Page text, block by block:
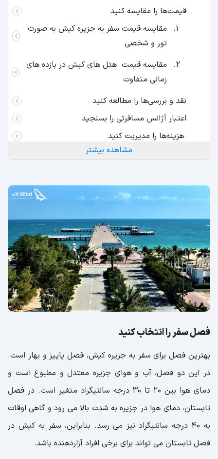
قیمت‌ها را مقایسه کنید
مقایسه قیمت سفر به جزیره کیش به صورت
تور و شخصی
مقایسه قیمت هتل های کیش در بازده های
زمانی متفاوت
نقد و بررسی‌ها را مطالعه کنید
اعتبار آژانس مسافرتی را بسنجید
هزینه‌ها را مدیریت کنید
مشاهده بیشتر
فصل سفر را انتخاب کنید
بهترین فصل برای سفر به جزیره کیش، فصل پاییز و بهار است.
در این دو فصل، آب و هوای جزیره معتدل و مطبوع است و
دمای هوا بین 20 تا 30 درجه سانتیگراد متغیر است. در فصل
تابستان، دمای هوا در جزیره به شدت بالا می رود و گاهی اوقات
به 40 درجه سانتیگراد نیز می رسد. بنابراین، سفر به کیش در
فصل تابستان می تواند برای برخی افراد آزاردهنده باشد.